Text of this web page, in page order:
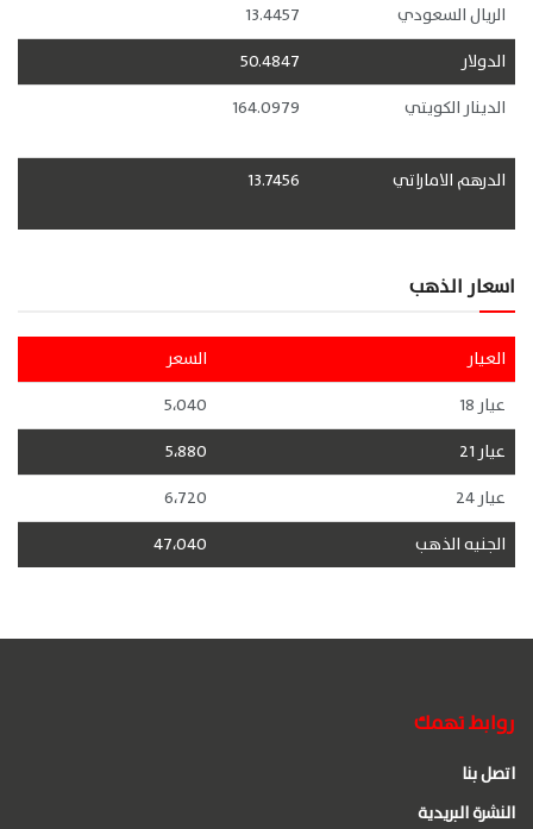
الريال السعودي
13.4457
الدولار
50.4847
الدينار الكويتي
164.0979
الدرهم الاماراتي 13.7456
اسعار الذهب
العيار
السعر
عيار 18
5،040
عيار 21
5،880
عيار 24
6،720
الجنيه الذهب
47،040
روابط تهمك
اتصل بنا
النشرة البريدية